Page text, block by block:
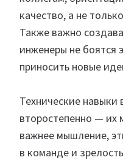
качество, а не
Также важно
инженеры не боятся
приносить новые
Технические
второстепенно — их
важнее мышление,
в команде и